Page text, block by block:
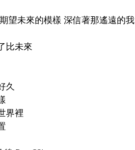
望未來的模樣 深信著那遙遠的我
比未來
久
界裡